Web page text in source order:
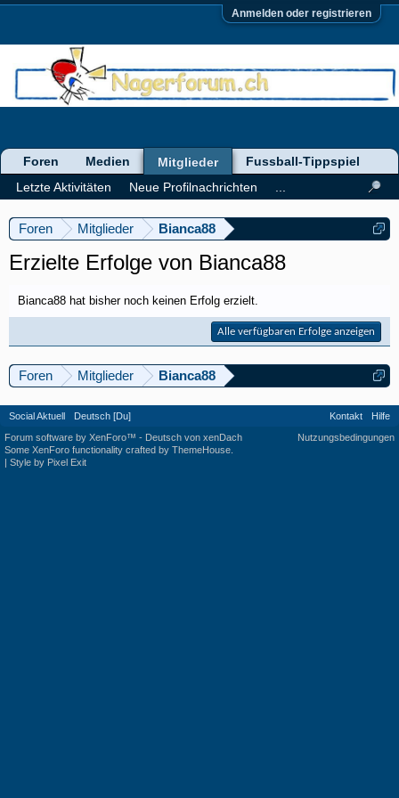
Anmelden oder registrieren
Foren Mitglieder Bianca88
Erzielte Erfolge von Bianca88
Bianca88 hat bisher noch keinen Erfolg erzielt.
Alle verfügbaren Erfolge anzeigen
Foren Mitglieder Bianca88
Foren Medien
Mitglieder
Letzte Aktivitäten
Neue Profilnachrichten
Fussball-Tippspiel
Social Aktuell Deutsch [Du] Kontakt
Hilfe
Nutzungsbedingungen
Forum software by XenForo™ - Deutsch von xenDach
Some XenForo functionality crafted by ThemeHouse
| Style by Pixel Exit